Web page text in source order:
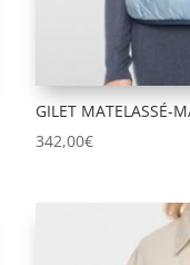
GILET MATELASSÉ-
342,00€